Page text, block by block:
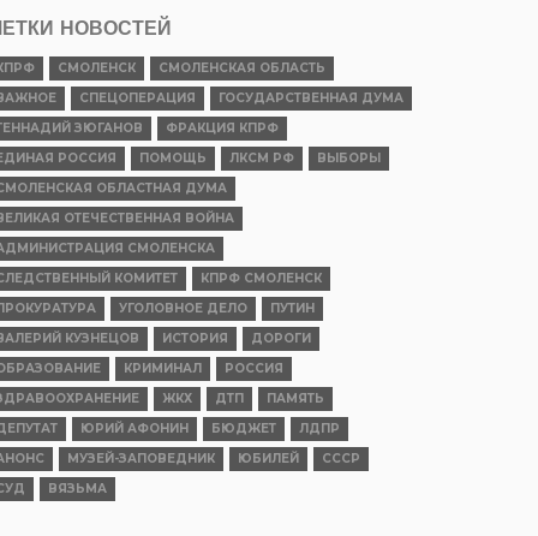
НОВОСТЕЙ
СМОЛЕНСК
СМОЛЕНСКАЯ ОБЛАСТЬ
СПЕЦОПЕРАЦИЯ
ГОСУДАРСТВЕННАЯ ДУМА
ЗЮГАНОВ
ФРАКЦИЯ КПРФ
РОССИЯ
ПОМОЩЬ ЛКСМ РФ
ВЫБОРЫ
ОБЛАСТНАЯ ДУМА
ОТЕЧЕСТВЕННАЯ ВОЙНА
СМОЛЕНСКА
КОМИТЕТ
КПРФ СМОЛЕНСК
УГОЛОВНОЕ ДЕЛО
ПУТИН
КУЗНЕЦОВ
ИСТОРИЯ
ДОРОГИ
КРИМИНАЛ
РОССИЯ
ЖКХ ДТП
ПАМЯТЬ
ЮРИЙ АФОНИН БЮДЖЕТ
ЛДПР
МУЗЕЙ-ЗАПОВЕДНИК ЮБИЛЕЙ
СССР
ВЯЗЬМА